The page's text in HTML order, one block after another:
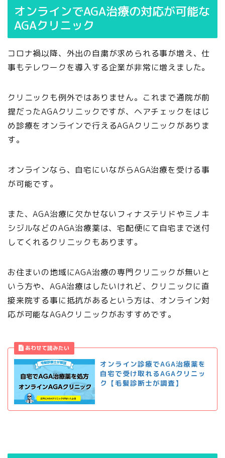
オンラインでAGA治療の対応が可能な
AGAクリニック
コロナ禍以降、外出の自粛が求められる事が増え、仕
事もテレワークを導入する企業が非常に増えました。
クリニックも例外ではありません。これまで通院が前
提だったAGAクリニックですが、ヘアチェックをはじ
め診療をオンラインで行えるAGAクリニックがありま
す。
オンラインなら、自宅にいながらAGA治療を受ける事
が可能です。
また、AGA治療に欠かせないフィナステリドやミノキ
シジルなどのAGA治療薬は、宅配便にて自宅まで送付
してくれるクリニックもあります。
お住まいの地域にAGA治療の専門クリニックが無いと
いう方や、AGA治療はしたいけれど、クリニックに直
接来院する事に抵抗があるという方は、オンライン対
応が可能なAGAクリニックがおすすめです。
オンライン診療でAGA治療薬を
自宅で受け取れるAGAクリニッ
ク【毛髪診断士が調査】